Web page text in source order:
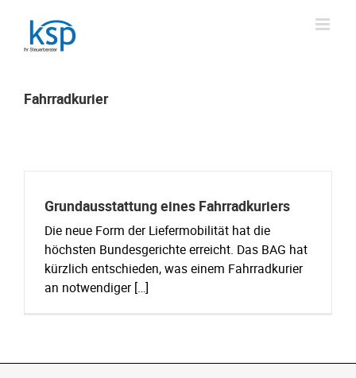
content
Fahrradkurier
Grundausstattung eines Fahrradkuriers
Die neue Form der Liefermobilität hat die
höchsten Bundesgerichte erreicht. Das BAG hat
kürzlich entschieden, was einem Fahrradkurier
an notwendiger […]